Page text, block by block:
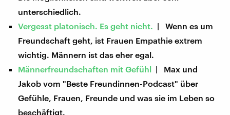
unterschiedlich.
Vergesst platonisch. Es geht nicht. | Wenn es um
Freundschaft geht, ist Frauen Empathie extrem
wichtig. Männern ist das eher egal.
Männerfreundschaften mit Gefühl | Max und
Jakob vom "Beste Freundinnen-Podcast" über
Gefühle, Frauen, Freunde und was sie im Leben so
beschäftigt.